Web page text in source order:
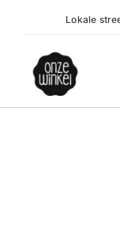
inhoud
Lokale